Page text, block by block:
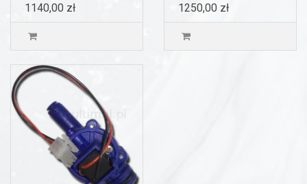
1140,00 zł
1250,00 zł